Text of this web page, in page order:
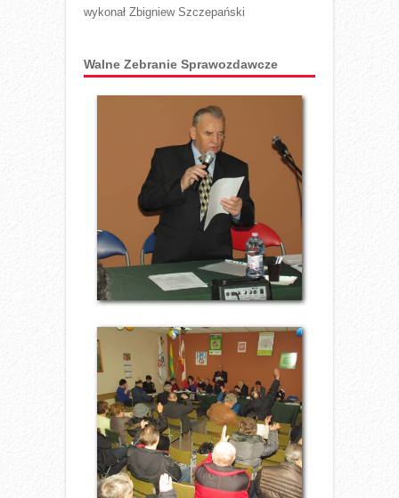
wykonał Zbigniew Szczepański
Walne Zebranie Sprawozdawcze